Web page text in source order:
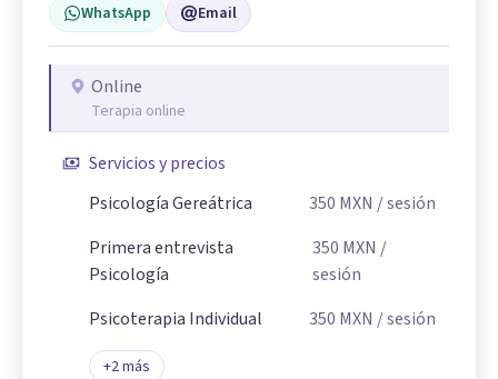
WhatsApp Email
Online
Terapia online
Servicios y precios
Psicología Gereátrica
350 MXN / sesión
Primera entrevista
Psicología
350 MXN /
sesión
Psicoterapia Individual
350 MXN / sesión
+2más